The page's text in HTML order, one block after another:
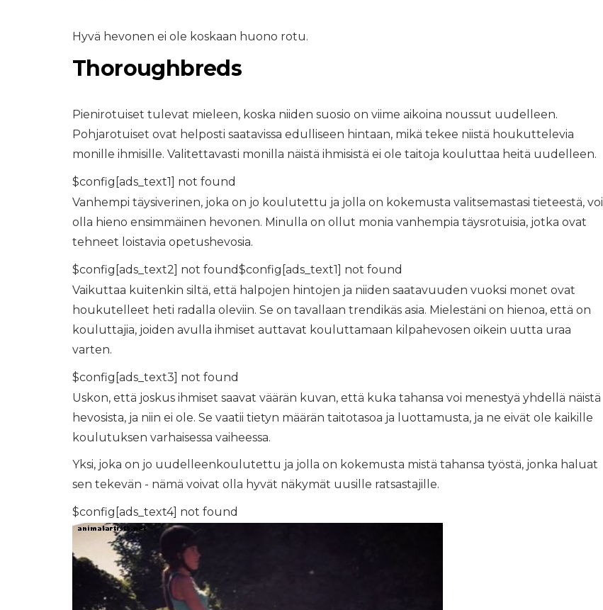
Hyvä hevonen ei ole koskaan huono rotu.
Thoroughbreds
Pienirotuiset tulevat mieleen, koska niiden suosio on viime aikoina noussut uudelleen.
Pohjarotuiset ovat helposti saatavissa edulliseen hintaan, mikä tekee niistä houkuttelevia
monille ihmisille. Valitettavasti monilla näistä ihmisistä ei ole taitoja kouluttaa heitä uudelleen.
$config[ads_text1] not found
Vanhempi täysiverinen, joka on jo koulutettu ja jolla on kokemusta valitsemastasi tieteestä, voi
olla hieno ensimmäinen hevonen. Minulla on ollut monia vanhempia täysrotuisia, jotka ovat
tehneet loistavia opetushevosia.
$config[ads_text2] not found$config[ads_text1] not found
Vaikuttaa kuitenkin siltä, ​​että halpojen hintojen ja niiden saatavuuden vuoksi monet ovat
houkutelleet heti radalla oleviin. Se on tavallaan trendikäs asia. Mielestäni on hienoa, että on
kouluttajia, joiden avulla ihmiset auttavat kouluttamaan kilpahevosen oikein uutta uraa
varten.
$config[ads_text3] not found
Uskon, että joskus ihmiset saavat väärän kuvan, että kuka tahansa voi menestyä yhdellä näistä
hevosista, ja niin ei ole. Se vaatii tietyn määrän taitotasoa ja luottamusta, ja ne eivät ole kaikille
koulutuksen varhaisessa vaiheessa.
Yksi, joka on jo uudelleenkoulutettu ja jolla on kokemusta mistä tahansa työstä, jonka haluat
sen tekevän - nämä voivat olla hyvät näkymät uusille ratsastajille.
$config[ads_text4] not found